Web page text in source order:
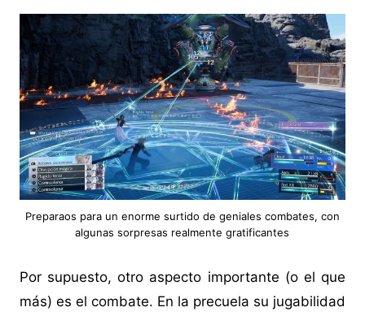
Preparaos para un enorme surtido de geniales combates, con
algunas sorpresas realmente gratificantes
Por supuesto, otro aspecto importante (o el que
más) es el combate. En la precuela su jugabilidad